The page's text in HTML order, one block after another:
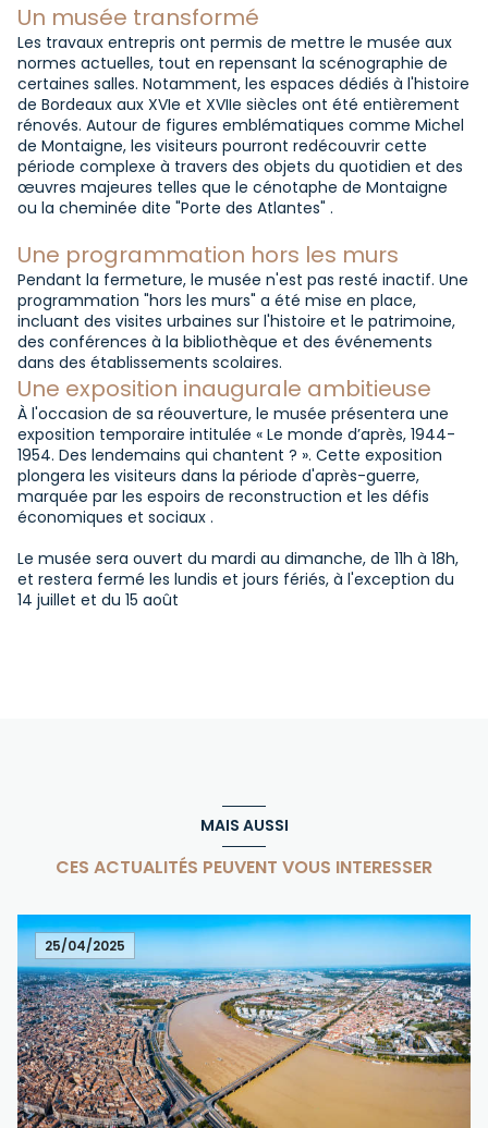
Un musée transformé
Les travaux entrepris ont permis de mettre le musée aux
normes actuelles, tout en repensant la scénographie de
certaines salles. Notamment, les espaces dédiés à l'histoire
de Bordeaux aux XVIe et XVIIe siècles ont été entièrement
rénovés. Autour de figures emblématiques comme Michel
de Montaigne, les visiteurs pourront redécouvrir cette
période complexe à travers des objets du quotidien et des
œuvres majeures telles que le cénotaphe de Montaigne
ou la cheminée dite "Porte des Atlantes" .
Une programmation hors les murs
Pendant la fermeture, le musée n'est pas resté inactif. Une
programmation "hors les murs" a été mise en place,
incluant des visites urbaines sur l'histoire et le patrimoine,
des conférences à la bibliothèque et des événements
dans des établissements scolaires.
Une exposition inaugurale ambitieuse
À l'occasion de sa réouverture, le musée présentera une
exposition temporaire intitulée « Le monde d’après, 1944-
1954. Des lendemains qui chantent ? ». Cette exposition
plongera les visiteurs dans la période d'après-guerre,
marquée par les espoirs de reconstruction et les défis
économiques et sociaux .
Le musée sera ouvert du mardi au dimanche, de 11h à 18h,
et restera fermé les lundis et jours fériés, à l'exception du
14 juillet et du 15 août
MAIS AUSSI
CES ACTUALITÉS PEUVENT VOUS INTERESSER
25/04/2025